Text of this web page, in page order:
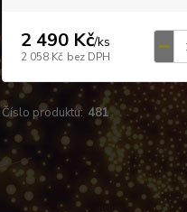
2 490 Kč/ks
2 058 Kč bez DPH
Číslo produktu: 481